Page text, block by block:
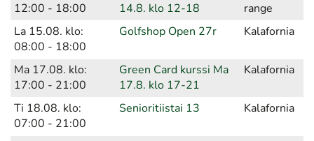
12:00 - 18:00
14.8. klo 12-18
range
La 15.08. klo:
08:00 - 18:00
Golfshop Open 27r Kalafornia
Ma 17.08. klo:
17:00 - 21:00
Green Card kurssi Ma
17.8. klo 17-21
Kalafornia
Ti 18.08. klo:
07:00 - 21:00
Senioritiistai 13 Kalafornia